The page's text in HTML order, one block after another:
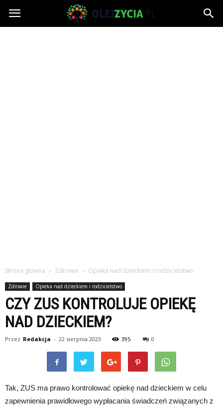
OlejZycia.pl
Strona główna Zdrowie Opieka nad dzieckiem i rodzicielstwo
Zdrowie Opieka nad dzieckiem i rodzicielstwo
CZY ZUS KONTROLUJE OPIEKĘ
NAD DZIECKIEM?
Przez Redakcja - 22 sierpnia 2023 395 0
Tak, ZUS ma prawo kontrolować opiekę nad dzieckiem w celu
zapewnienia prawidłowego wypłacania świadczeń związanych z